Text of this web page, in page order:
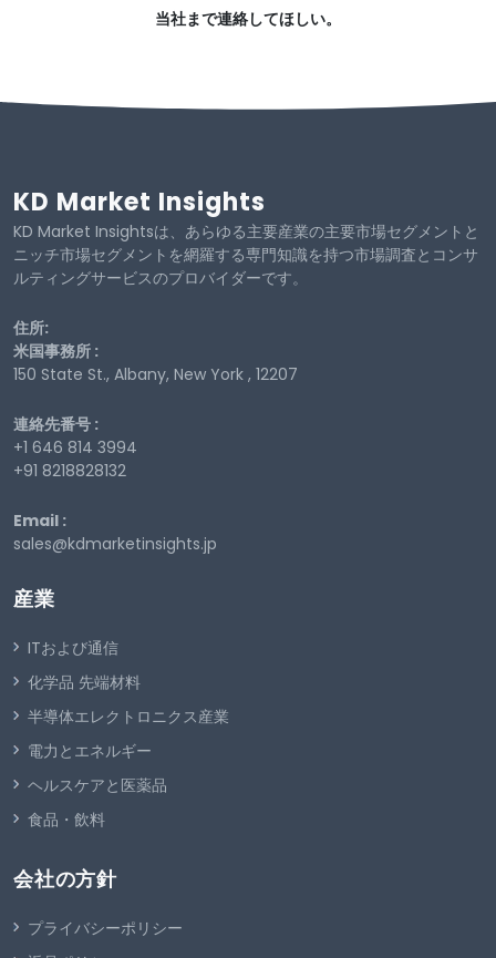
当社まで連絡してほしい。
KD Market Insights
KD Market Insightsは、あらゆる主要産業の主要市場セグメントと
ニッチ市場セグメントを網羅する専門知識を持つ市場調査とコンサ
ルティングサービスのプロバイダーです。
住所:
米国事務所 :
150 State St., Albany, New York , 12207
連絡先番号 :
+1 646 814 3994
+91 8218828132
Email :
sales@kdmarketinsights.jp
産業
ITおよび通信
化学品 先端材料
半導体エレクトロニクス産業
電力とエネルギー
ヘルスケアと医薬品
食品・飲料
会社の方針
プライバシーポリシー